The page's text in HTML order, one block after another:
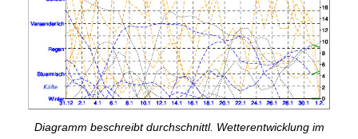
Diagramm beschreibt durchschnittl. Wetterentwicklung im